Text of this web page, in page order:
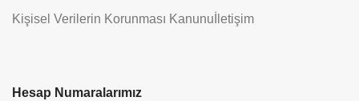
Kişisel Verilerin Korunması Kanunu İletişim
Hesap Numaralarımız